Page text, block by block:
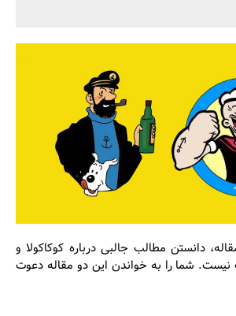
دانستن مطالب جالبی درباره کوکاکولا و
نیست. شما را به خواندن این دو مقاله دعوت